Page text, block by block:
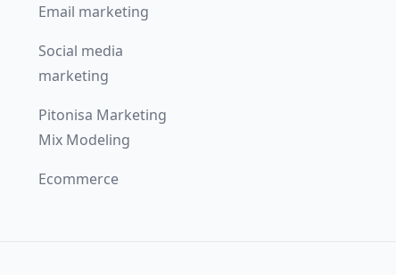
Email marketing
Social media
marketing
Pitonisa Marketing
Mix Modeling
Ecommerce